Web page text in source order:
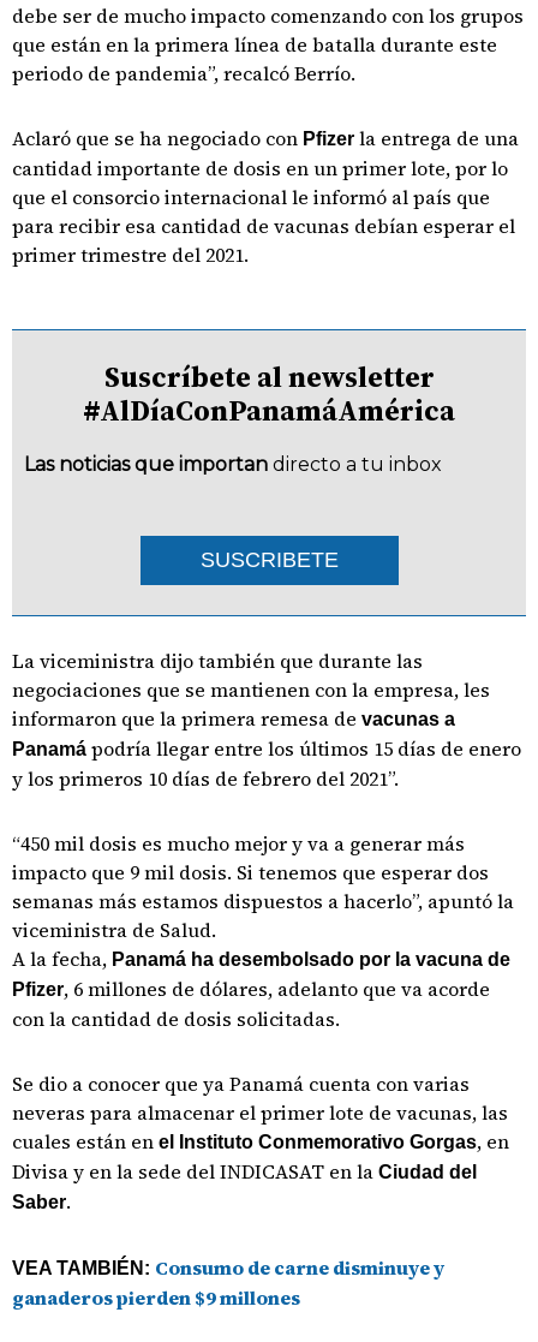
debe ser de mucho impacto comenzando con los grupos
que están en la primera línea de batalla durante este
periodo de pandemia”, recalcó Berrío.
Aclaró que se ha negociado con Pfizer la entrega de una
cantidad importante de dosis en un primer lote, por lo
que el consorcio internacional le informó al país que
para recibir esa cantidad de vacunas debían esperar el
primer trimestre del 2021.
Suscríbete al newsletter
#AlDíaConPanamáAmérica
Las noticias que importan directo a tu inbox
SUSCRIBETE
La viceministra dijo también que durante las
negociaciones que se mantienen con la empresa, les
informaron que la primera remesa de vacunas a
Panamá podría llegar entre los últimos 15 días de enero
y los primeros 10 días de febrero del 2021”.
“450 mil dosis es mucho mejor y va a generar más
impacto que 9 mil dosis. Si tenemos que esperar dos
semanas más estamos dispuestos a hacerlo”, apuntó la
viceministra de Salud.
A la fecha, Panamá ha desembolsado por la vacuna de
Pfizer, 6 millones de dólares, adelanto que va acorde
con la cantidad de dosis solicitadas.
Se dio a conocer que ya Panamá cuenta con varias
neveras para almacenar el primer lote de vacunas, las
cuales están en el Instituto Conmemorativo Gorgas, en
Divisa y en la sede del INDICASAT en la Ciudad del
Saber.
VEA TAMBIÉN: Consumo de carne disminuye y
ganaderos pierden $9 millones